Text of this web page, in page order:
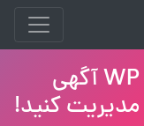
با افزونه WP Pro Advertising آگهی
کنید!